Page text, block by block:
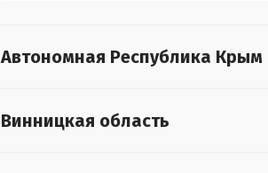
Автономная Республика Крым
Винницкая область